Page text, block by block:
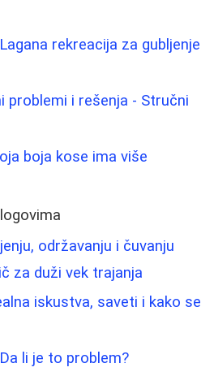
rekreacija za gubljenje
problemi i rešenja - Stručni
boja kose ima više
održavanju i čuvanju
za duži vek trajanja
iskustva, saveti i kako se
li je to problem?